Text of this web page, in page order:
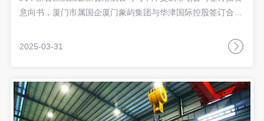
意向书，厦门市属国企厦门象屿集团与华津国际控股签订合作
动“港产城”联动发展。新会区委副书记、区长刘兵，区委常
2025-03-31